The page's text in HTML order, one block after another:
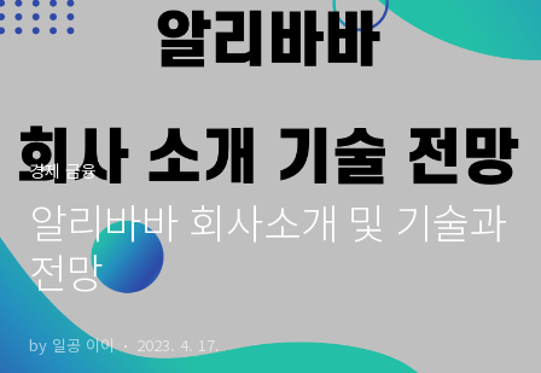
경제 금융
알리바바 회사소개 및 기술과
전망
by 일공 이이 2023. 4. 17.